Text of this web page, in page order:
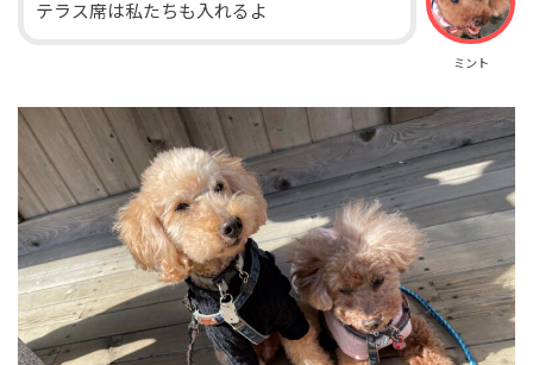
ミント
テラス席は私たちも入れるよ